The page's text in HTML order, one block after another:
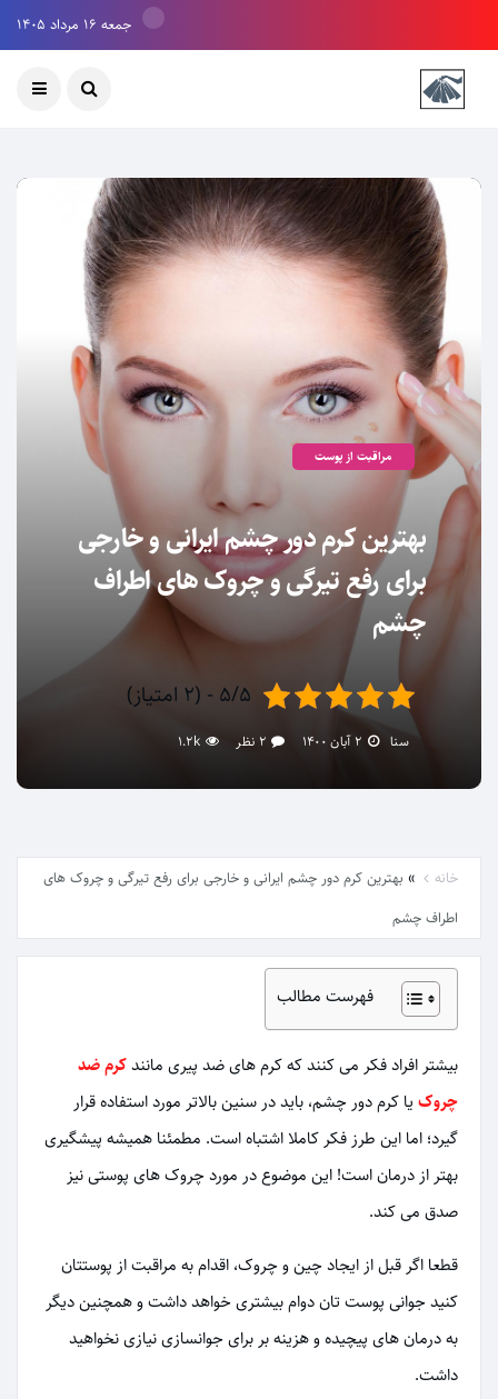
جمعه ۱۶ مرداد ۱۴۰۵
مراقبت از پوست
بهترین کرم دور چشم ایرانی و خارجی
برای رفع تیرگی و چروک های اطراف
چشم
۵/۵ - (۲ امتیاز)
سنا ۲ آبان ۱۴۰۰ ۲ نظر 1.2k
خانه » بهترین کرم دور چشم ایرانی و خارجی برای رفع تیرگی و چروک های
اطراف چشم
فهرست مطالب
بیشتر افراد فکر می کنند که کرم های ضد پیری مانندکرم ضد
چروک یا کرم دور چشم، باید در سنین بالاتر مورد استفاده قرار
گیرد؛ اما این طرز فکر کاملا اشتباه است. مطمئنا همیشه پیشگیری
بهتر از درمان است! این موضوع در مورد چروک های پوستی نیز
صدق می کند.
قطعا اگر قبل از ایجاد چین و چروک، اقدام به مراقبت از پوستتان
کنید جوانی پوست تان دوام بیشتری خواهد داشت و همچنین دیگر
به درمان های پیچیده و هزینه بر برای جوانسازی نیازی نخواهید
داشت.